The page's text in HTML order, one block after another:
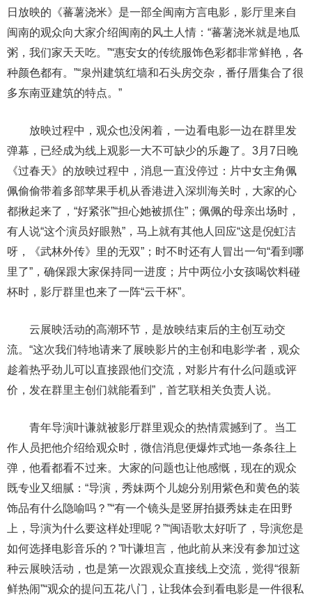
日放映的《蕃薯浇米》是一部全闽南方言电影，影厅里来自
闽南的观众向大家介绍闽南的风土人情：“蕃薯浇米就是地瓜
粥，我们家天天吃。”“惠安女的传统服饰色彩都非常鲜艳，各
种颜色都有。”“泉州建筑红墙和石头房交杂，番仔厝集合了很
多东南亚建筑的特点。”
放映过程中，观众也没闲着，一边看电影一边在群里发
弹幕，已经成为线上观影一大不可缺少的乐趣了。3月7日晚
《过春天》的放映过程中，消息一直没停过：片中女主角佩
佩偷偷带着多部苹果手机从香港进入深圳海关时，大家的心
都揪起来了，“好紧张”“担心她被抓住”；佩佩的母亲出场时，
有人说“这个演员好眼熟”，马上就有其他人回应“这是倪虹洁
呀，《武林外传》里的无双”；时不时还有人冒出一句“看到哪
里了”，确保跟大家保持同一进度；片中两位小女孩喝饮料碰
杯时，影厅群里也来了一阵“云干杯”。
云展映活动的高潮环节，是放映结束后的主创互动交
流。“这次我们特地请来了展映影片的主创和电影学者，观众
趁着热乎劲儿可以直接跟他们交流，对影片有什么问题或评
价，发在群里主创们就能看到”，首艺联相关负责人说。
青年导演叶谦就被影厅群里观众的热情震撼到了。当工
作人员把他介绍给观众时，微信消息便爆炸式地一条条往上
弹，他看都看不过来。大家的问题也让他感慨，现在的观众
既专业又细腻：“导演，秀妹两个儿媳分别用紫色和黄色的装
饰品有什么隐喻吗？”“有一个镜头是竖屏拍摄秀妹走在田野
上，导演为什么要这样处理呢？”“闽语歌太好听了，导演您是
如何选择电影音乐的？”叶谦坦言，他此前从来没有参加过这
种云展映活动，也是第一次跟观众直接线上交流，觉得“很新
鲜热闹”“观众的提问五花八门，让我体会到看电影是一件很私